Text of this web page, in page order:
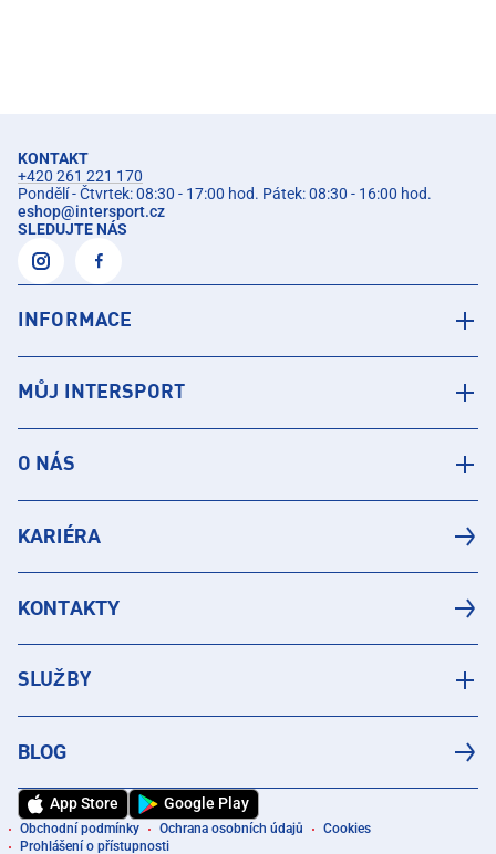
KONTAKT
+420 261 221 170
Pondělí - Čtvrtek: 08:30 - 17:00 hod. Pátek: 08:30 - 16:00 hod.
eshop@intersport.cz
SLEDUJTE NÁS
INFORMACE
MŮJ INTERSPORT
O NÁS
KARIÉRA
KONTAKTY
SLUŽBY
BLOG
App Store Google Play
Obchodní podmínky Ochrana osobních údajů
Cookies
Prohlášení o přístupnosti